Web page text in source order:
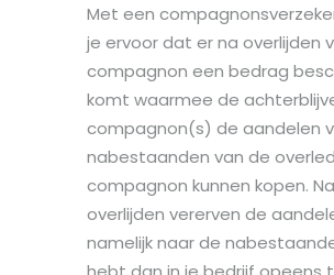
Met een
je ervoor dat er na overlijden
compagnon een bedrag
komt waarmee de
compagnon(s) de aandelen
nabestaanden van de
compagnon kunnen kopen. Na
overlijden vererven de
namelijk naar de